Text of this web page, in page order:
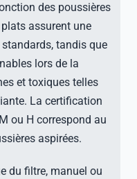
des poussières
assurent une
tandis que
lors de la
et toxiques telles
La certification
ou H correspond au
aspirées.
du filtre, manuel ou